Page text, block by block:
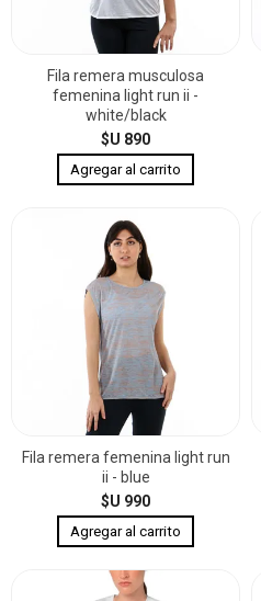
Fila remera musculosa
femenina light run ii -
white/black
$U 890
Fila remera femenina light run
ii - blue
$U 990